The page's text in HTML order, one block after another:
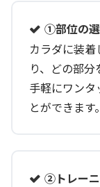
①部位の
カラダに装
り、どの部分
手軽にワン
とができます。
②トレー